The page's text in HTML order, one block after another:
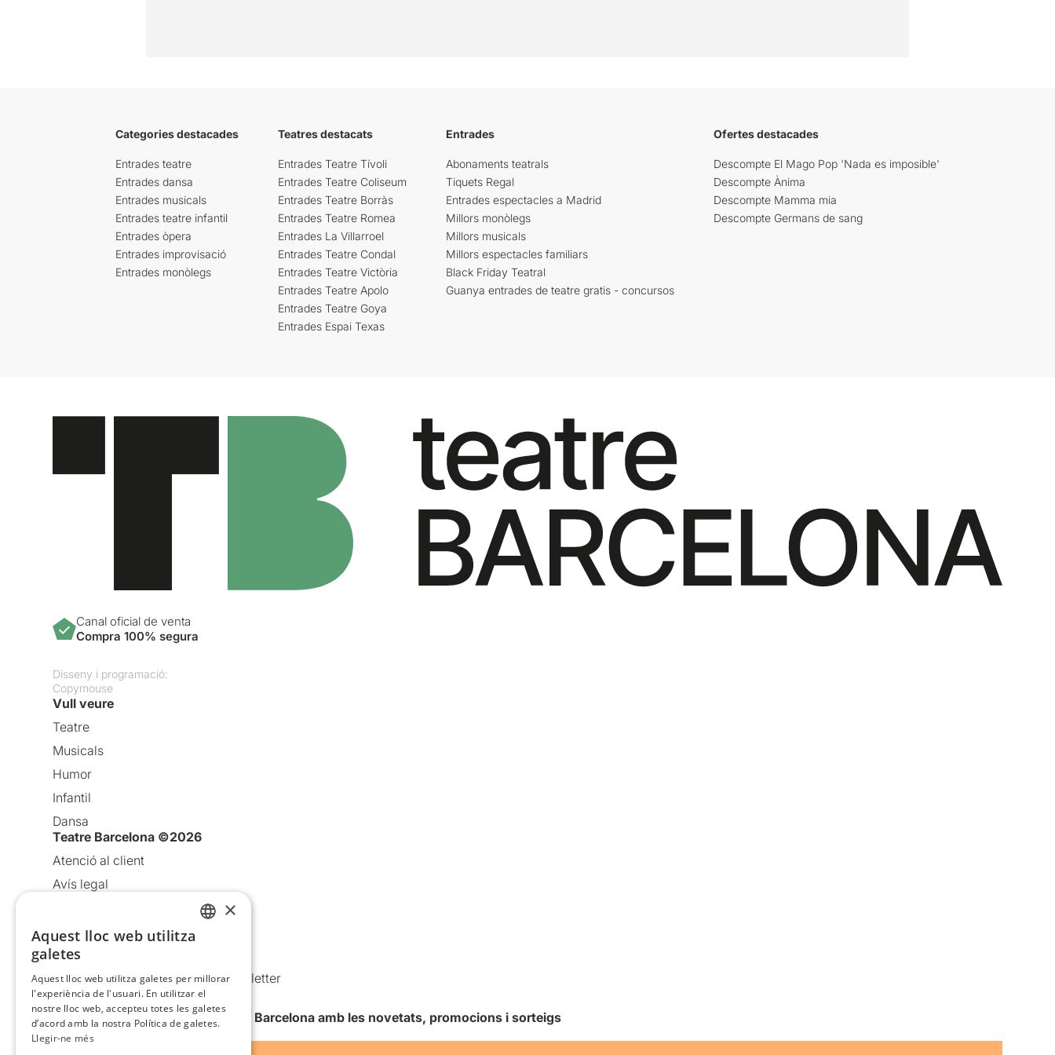
Categories destacades
Entrades teatre
Entrades dansa
Entrades musicals
Entrades teatre infantil
Entrades òpera
Entrades improvisació
Entrades monòlegs
Teatres destacats
Entrades Teatre Tívoli
Entrades Teatre Coliseum
Entrades Teatre Borràs
Entrades Teatre Romea
Entrades La Villarroel
Entrades Teatre Condal
Entrades Teatre Victòria
Entrades Teatre Apolo
Entrades Teatre Goya
Entrades Espai Texas
Entrades
Abonaments teatrals
Tiquets Regal
Entrades espectacles a Madrid
Millors monòlegs
Millors musicals
Millors espectacles familiars
Black Friday Teatral
Guanya entrades de teatre gratis - concursos
Ofertes destacades
Descompte El Mago Pop 'Nada es imposible'
Descompte Ànima
Descompte Mamma mia
Descompte Germans de sang
Canal oficial de venta
Compra 100% segura
Disseny i programació:
Copymouse
Vull veure
Teatre
Musicals
Humor
Infantil
Dansa
Teatre Barcelona ©2026
Atenció al client
Avís legal
Política de cookies
Condicions d’ús
Comunicacions comercials i Newsletter
Anuncia’t
Vull rebre la newsletter de Teatre Barcelona amb les novetats, promocions i sorteigs
×
Aquest lloc web utilitza
galetes
Aquest lloc web utilitza galetes per millorar
l'experiència de l'usuari. En utilitzar el
nostre lloc web, accepteu totes les galetes
d’acord amb la nostra Política de galetes.
Llegir-ne més